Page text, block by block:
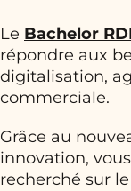
Le Bachelor
répondre aux
digitalisation,
commerciale.
Grâce au
innovation,
recherché sur